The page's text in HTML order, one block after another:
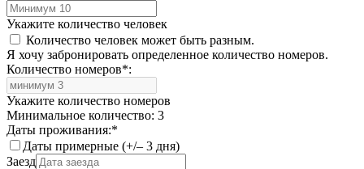
Укажите количество человек
Количество человек может быть разным.
Я хочу забронировать определенное количество номеров.
Количество номеров*:
Укажите количество номеров
Минимальное количество: 3
Даты проживания:*
Даты примерные (+/– 3 дня)
Заезд